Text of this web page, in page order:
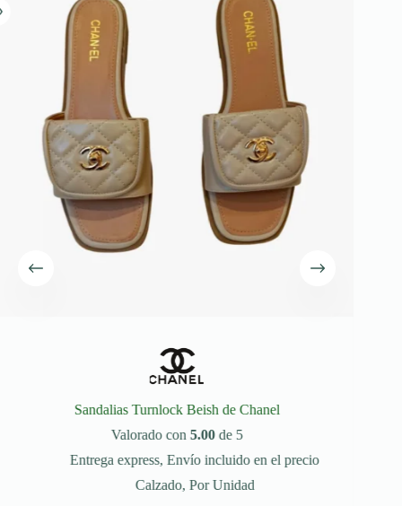
Sandalias Turnlock Beish de Chanel
Valorado con 5.00de 5
Entrega express,Envío incluido en el precio
Calzado, Por Unidad